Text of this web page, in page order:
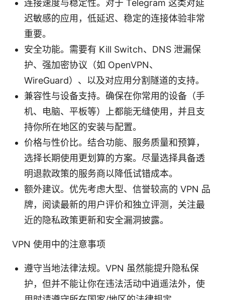
连接速度与稳定性。对于 Telegram 这类对延
迟敏感的应用，低延迟、稳定的连接体验非常
重要。
安全功能。需要有 Kill Switch、DNS 泄漏保
护、强加密协议（如 OpenVPN、
WireGuard）、以及对应用分割隧道的支持。
兼容性与设备支持。确保在你常用的设备（手
机、电脑、平板等）上都能无缝使用，并且支
持你所在地区的安装与配置。
价格与性价比。结合功能、服务质量和预算，
选择长期使用更划算的方案。尽量选择具备透
明退款政策的服务商以降低试错成本。
额外建议。优先考虑大型、信誉较高的 VPN 品
牌，阅读最新的用户评价和独立评测，关注最
近的隐私政策更新和安全漏洞披露。
VPN 使用中的注意事项
遵守当地法律法规。VPN 虽然能提升隐私保
护，但并不能让你在违法活动中逍遥法外，使